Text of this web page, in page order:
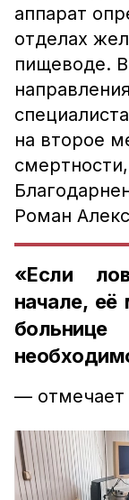
аппарат
отделах
пищеводе.
на второе
Роман
«Если
начале,
— отмечает